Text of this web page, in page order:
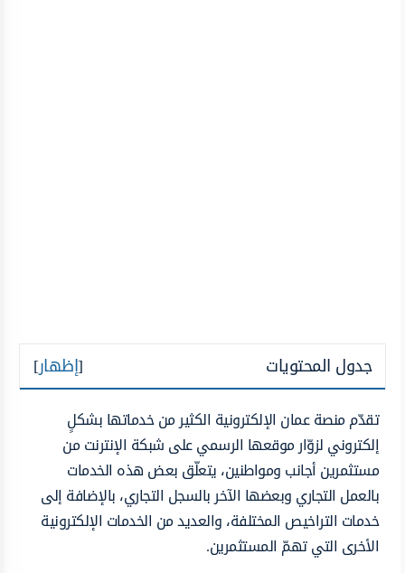
جدول المحتويات [إظهار]
تقدّم منصة عمان الإلكترونية الكثير من خدماتها بشكلٍ
إلكتروني لزوّار موقعها الرسمي على شبكة الإنترنت من
مستثمرين أجانب ومواطنين، يتعلّق بعض هذه الخدمات
بالعمل التجاري وبعضها الآخر بالسجل التجاري، بالإضافة إلى
خدمات التراخيص المختلفة، والعديد من الخدمات الإلكترونية
الأخرى التي تهمّ المستثمرين.